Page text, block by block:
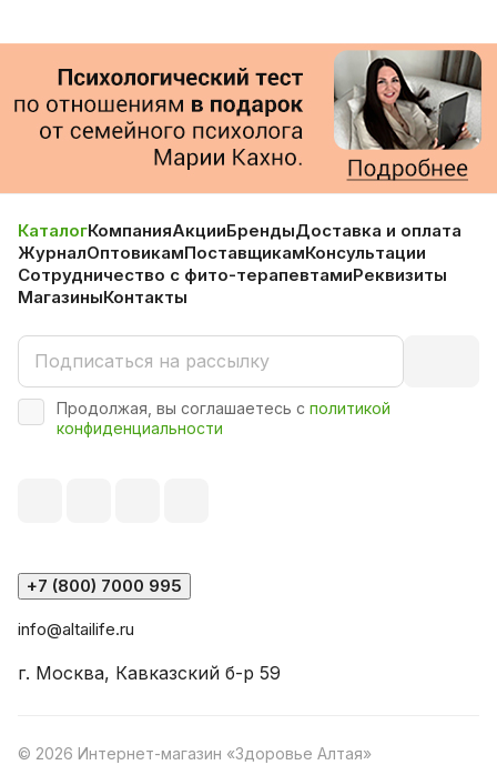
КаталогКомпанияАкцииБрендыДоставка и оплата
ЖурналОптовикамПоставщикамКонсультации
Сотрудничество с фито-терапевтамиРеквизиты
МагазиныКонтакты
Продолжая, вы соглашаетесь с политикой
конфиденциальности
+7 (800) 7000 995
info@altailife.ru
г. Москва, Кавказский б-р 59
© 2026 Интернет-магазин «Здоровье Алтая»